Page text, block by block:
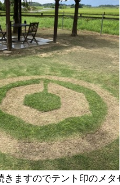
きますのでテント印のメタ